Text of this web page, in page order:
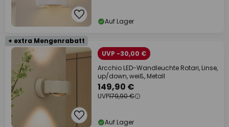
Auf Lager
+ extra Mengenrabatt
UVP -30,00 €
Arcchio LED-Wandleuchte Rotari, Linse,
up/down, weiß, Metall
149,90 €
UVP179,90 €
Auf Lager